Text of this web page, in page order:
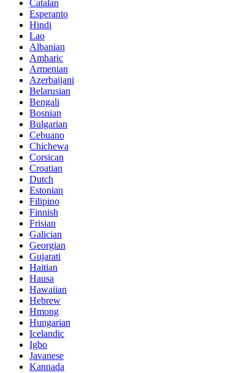
Catalan
Esperanto
Hindi
Lao
Albanian
Amharic
Armenian
Azerbaijani
Belarusian
Bengali
Bosnian
Bulgarian
Cebuano
Chichewa
Corsican
Croatian
Dutch
Estonian
Filipino
Finnish
Frisian
Galician
Georgian
Gujarati
Haitian
Hausa
Hawaiian
Hebrew
Hmong
Hungarian
Icelandic
Igbo
Javanese
Kannada